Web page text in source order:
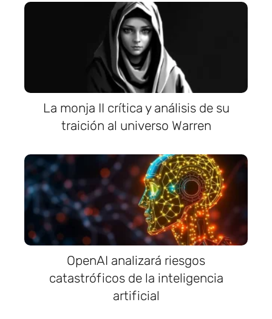
La monja II crítica y análisis de su
traición al universo Warren
OpenAI analizará riesgos
catastróficos de la inteligencia
artificial